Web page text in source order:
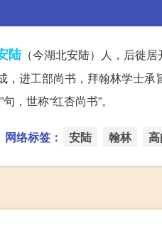
陆（今湖北安陆）人，后徙
进工部尚书，拜翰林学士承
，世称“红杏尚书”。
网络标签： 安陆 翰林